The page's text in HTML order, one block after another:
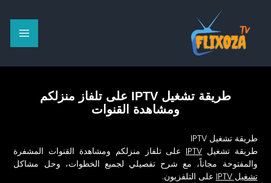
المحتوى
طريقة تشغيل IPTV على تلفاز منزلكم
ومشاهدة القنوات
طريقة تشغيل IPTV
طريقة تشغيل IPTV على تلفاز منزلكم ومشاهدة القنوات المشفرة
والمفتوحة مجاناً، مع شرح تفصيلي لجميع الخطوات، وحل مشاكل
تشغيل IPTV
على التلفزيون.